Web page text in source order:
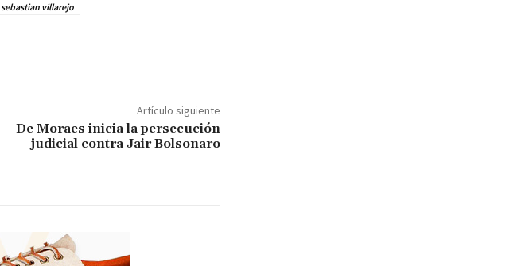
sebastian villarejo
Artículo siguiente
De Moraes inicia la persecución
judicial contra Jair Bolsonaro